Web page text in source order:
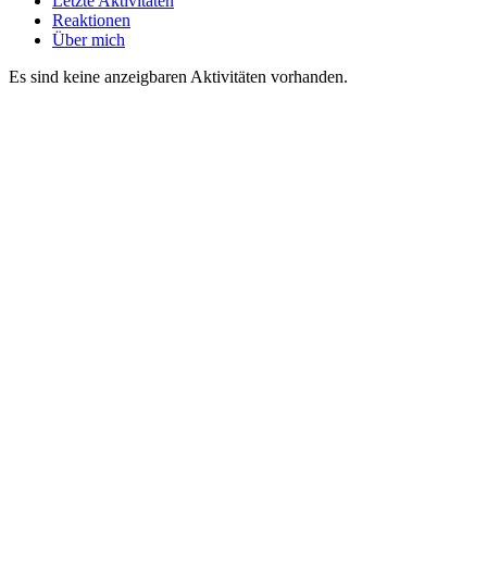
Reaktionen
Über mich
Es sind keine anzeigbaren Aktivitäten vorhanden.